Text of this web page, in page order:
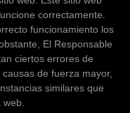
correctamente.
funcionamiento los
El Responsable
ciertos errores de
de fuerza mayor,
similares que